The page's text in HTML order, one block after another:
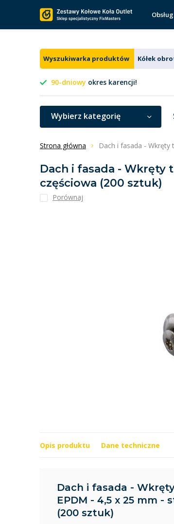
Wyszukiwarka produktów Kółek
90-dniowy okres karencji!
Wybierz kategorię
Strona główna Dach i fasada - Wkręty
Dach i fasada - Wkręty
częściowa (200 sztuk)
Porównaj
Opis produktu Dane techniczne
Dach i fasada -
EPDM - 4,5 x 25 mm -
(200 sztuk)